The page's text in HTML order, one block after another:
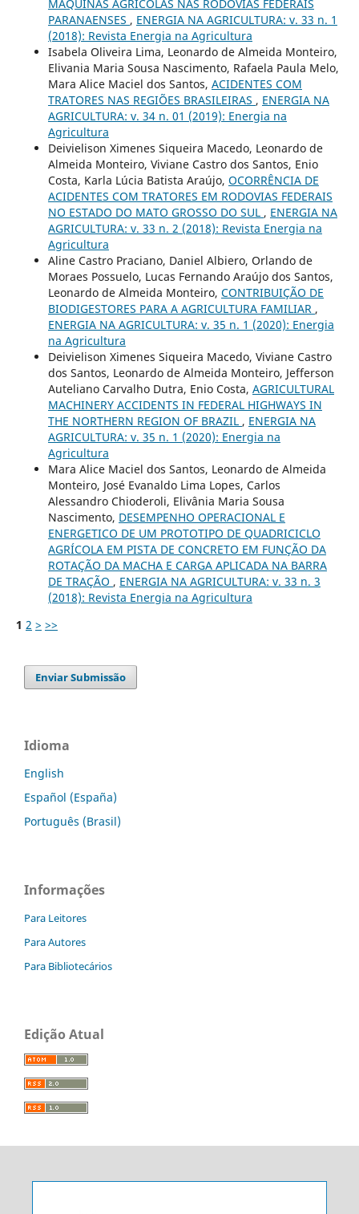
MÁQUINAS AGRÍCOLAS NAS RODOVIAS FEDERAIS
PARANAENSES , ENERGIA NA AGRICULTURA: v. 33 n. 1
(2018): Revista Energia na Agricultura
Isabela Oliveira Lima, Leonardo de Almeida Monteiro,
Elivania Maria Sousa Nascimento, Rafaela Paula Melo,
Mara Alice Maciel dos Santos, ACIDENTES COM
TRATORES NAS REGIÕES BRASILEIRAS , ENERGIA NA
AGRICULTURA: v. 34 n. 01 (2019): Energia na
Agricultura
Deivielison Ximenes Siqueira Macedo, Leonardo de
Almeida Monteiro, Viviane Castro dos Santos, Enio
Costa, Karla Lúcia Batista Araújo, OCORRÊNCIA DE
ACIDENTES COM TRATORES EM RODOVIAS FEDERAIS
NO ESTADO DO MATO GROSSO DO SUL , ENERGIA NA
AGRICULTURA: v. 33 n. 2 (2018): Revista Energia na
Agricultura
Aline Castro Praciano, Daniel Albiero, Orlando de
Moraes Possuelo, Lucas Fernando Araújo dos Santos,
Leonardo de Almeida Monteiro, CONTRIBUIÇÃO DE
BIODIGESTORES PARA A AGRICULTURA FAMILIAR ,
ENERGIA NA AGRICULTURA: v. 35 n. 1 (2020): Energia
na Agricultura
Deivielison Ximenes Siqueira Macedo, Viviane Castro
dos Santos, Leonardo de Almeida Monteiro, Jefferson
Auteliano Carvalho Dutra, Enio Costa, AGRICULTURAL
MACHINERY ACCIDENTS IN FEDERAL HIGHWAYS IN
THE NORTHERN REGION OF BRAZIL , ENERGIA NA
AGRICULTURA: v. 35 n. 1 (2020): Energia na
Agricultura
Mara Alice Maciel dos Santos, Leonardo de Almeida
Monteiro, José Evanaldo Lima Lopes, Carlos
Alessandro Chioderoli, Elivânia Maria Sousa
Nascimento, DESEMPENHO OPERACIONAL E
ENERGETICO DE UM PROTOTIPO DE QUADRICICLO
AGRÍCOLA EM PISTA DE CONCRETO EM FUNÇÃO DA
ROTAÇÃO DA MACHA E CARGA APLICADA NA BARRA
DE TRAÇÃO , ENERGIA NA AGRICULTURA: v. 33 n. 3
(2018): Revista Energia na Agricultura
1 2 > >>
Enviar Submissão
Idioma
English
Español (España)
Português (Brasil)
Informações
Para Leitores
Para Autores
Para Bibliotecários
Edição Atual